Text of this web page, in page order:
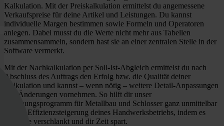
Kalkulation. Mit der Preiskalkulation ermittelst du angemessene
Verkaufspreise für deine Artikel und Leistungen. Du kannst
individuelle Margen bestimmen sowie Formeln und Operatoren
anlegen. Dabei musst du die Werte nicht mehr aus Tabellen
zusammensammeln, sondern hast sie an einer zentralen Stelle in der
Software vermerkt.
Mit der Nachkalkulation per Soll-Ist-Abgleich ermittelst du nach
Abschluss des Auftrags den Erfolg bzw. die Qualität deiner
Kalkulation und kannst – wenn nötig – weitere Detail-Anpassungen
und Änderungen vornehmen. So hilft dir unser
Rechnungsprogramm für Metallbau und Schlosser ganz unmittelbar
bei der Effizienzsteigerung deines Handwerksbetriebs, indem es
Prozesse verschlankt und dir Zeit spart.